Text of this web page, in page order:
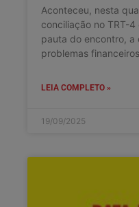
Aconteceu, nesta
conciliação no TRT-4
pauta do encontro,
problemas
LEIA COMPLETO »
19/09/2025